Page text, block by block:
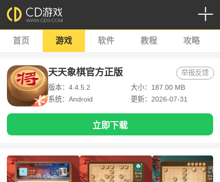
首页 游戏 软件 教程 攻略
天天象棋官方正版
版本：4.4.5.2
大小：187.00 MB
系统：Android
更新：2026-07-31
举报反馈
立即下载